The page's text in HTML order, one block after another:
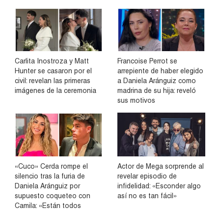
Carlita Inostroza y Matt
Hunter se casaron por el
civil: revelan las primeras
imágenes de la ceremonia
Francoise Perrot se
arrepiente de haber elegido
a Daniela Aránguiz como
madrina de su hija: reveló
sus motivos
«Cuco» Cerda rompe el
silencio tras la furia de
Daniela Aránguiz por
supuesto coqueteo con
Camila: «Están todos
Actor de Mega sorprende al
revelar episodio de
infidelidad: «Esconder algo
así no es tan fácil»